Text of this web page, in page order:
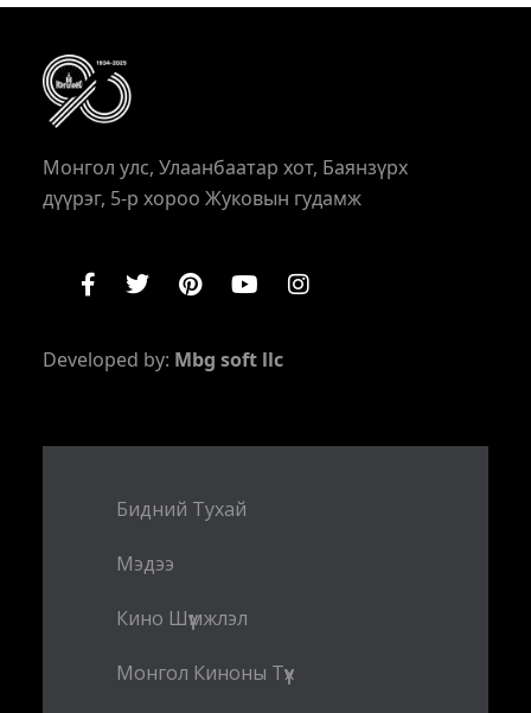
Монгол улс, Улаанбаатар хот, Баянзүрх
дүүрэг, 5-р хороо Жуковын гудамж
Developed by: Mbg soft llc
Бидний Тухай
Мэдээ
Кино Шүүмжлэл
Монгол Киноны Түүх